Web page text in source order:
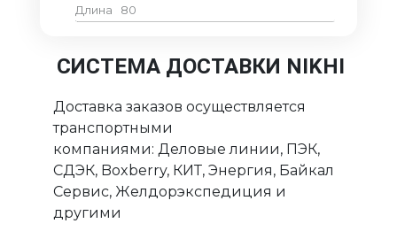
Длина
80
СИСТЕМА ДОСТАВКИ NIKHI
Доставка заказов осуществляется
транспортными
компаниями: Деловые линии, ПЭК,
СДЭК, Boxberry, КИТ, Энергия, Байкал
Сервис, Желдорэкспедиция и
другими